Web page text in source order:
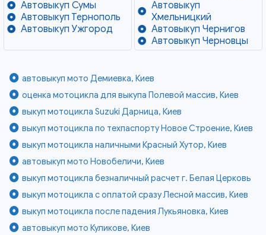
Автовыкуп Сумы
Автовыкуп Тернополь
Автовыкуп Ужгород
Автовыкуп
Хмельницкий
Автовыкуп Чернигов
Автовыкуп Черновцы
автовыкуп мото Демиевка, Киев
оценка мотоцикла для выкупа Полевой массив, Киев
выкуп мотоцикла Suzuki Дарница, Киев
выкуп мотоцикла по техпаспорту Новое Строение, Киев
выкуп мотоцикла наличными Красный Хутор, Киев
автовыкуп мото Новобеличи, Киев
выкуп мотоцикла безналичный расчет г. Белая Церковь
выкуп мотоцикла с оплатой сразу Лесной массив, Киев
выкуп мотоцикла после падения Лукьяновка, Киев
автовыкуп мото Куликове, Киев